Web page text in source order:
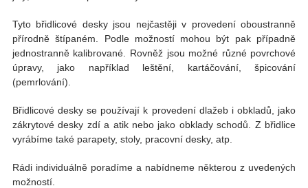
Tyto břidlicové desky jsou nejčastěji v provedení oboustranně
přírodně štípaném. Podle možností mohou být pak případně
jednostranně kalibrované. Rovněž jsou možné různé povrchové
úpravy, jako například leštění, kartáčování, špicování
(pemrlování).
Břidlicové desky se používají k provedení dlažeb i obkladů, jako
zákrytové desky zdí a atik nebo jako obklady schodů. Z břidlice
vyrábíme také parapety, stoly, pracovní desky, atp.
Rádi individuálně poradíme a nabídneme některou z uvedených
možností.